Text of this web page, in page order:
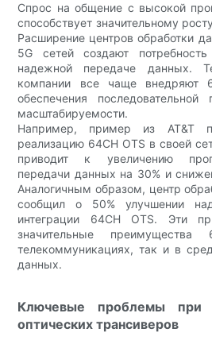
Спрос на общение с высокой
способствует значительному
Расширение центров обработки
5G сетей создают
надежной передаче данных.
компании все чаще внедряют
обеспечения последовательной
масштабируемости.
Например, пример из AT&T
реализацию 64CH OTS в своей
приводит к увеличению
передачи данных на 30% и
Аналогичным образом, центр
сообщил о 50% улучшении
интеграции 64CH OTS. Эти
значительные
телекоммуникациях, так и в
данных.
Ключевые проблемы при
оптических трансиверов